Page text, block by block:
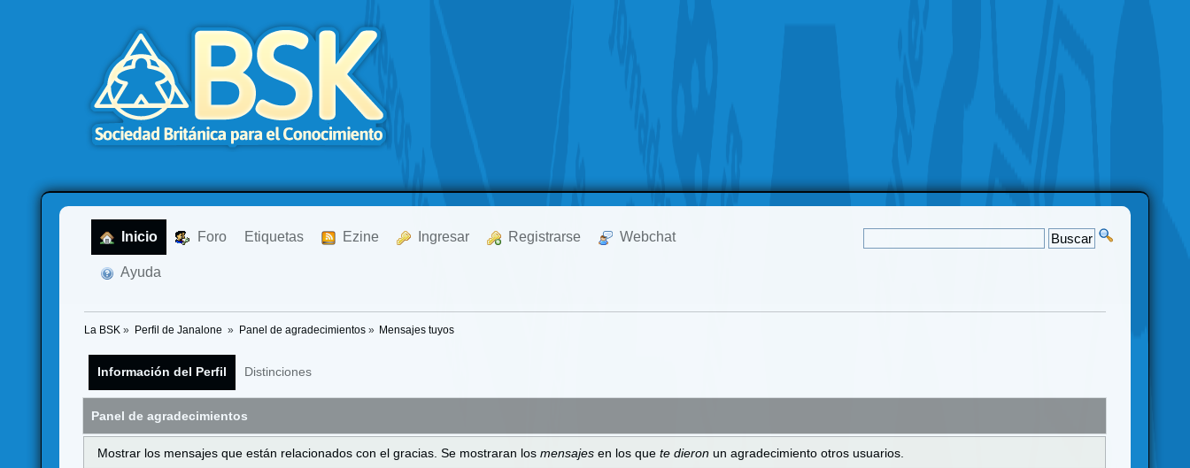
Inicio Foro Etiquetas Ezine Ingresar Registrarse Webchat
Ayuda
La BSK » Perfil de Janalone » Panel de agradecimientos» Mensajes tuyos
Información del Perfil Distinciones
Panel de agradecimientos
Mostrar los mensajes que están relacionados con el gracias. Se mostraran los mensajes en los que te dieron un agradecimiento otros usuarios.